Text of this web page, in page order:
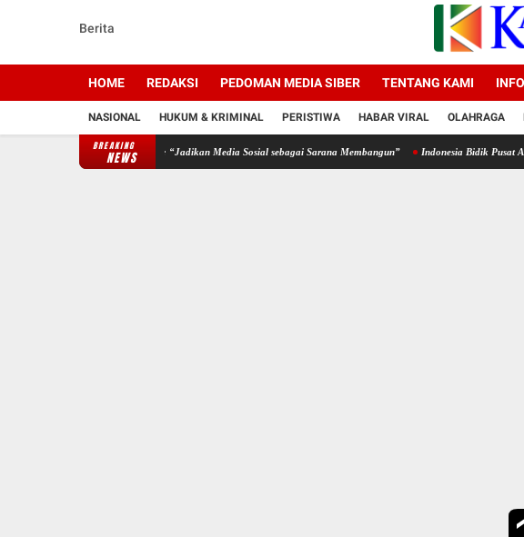
Berita
HOME REDAKSI PEDOMAN MEDIA SIBER TENTANG KAMI
NASIONAL HUKUM & KRIMINAL PERISTIWA HABAR VIRAL OLAHRAGA
BREAKING
NEWS
Bijak Bermedia Sosial: “Jadikan Media Sosial sebagai Sarana Membangun” Indonesia Bidik Pusat AI Asia-